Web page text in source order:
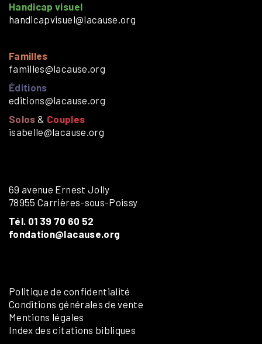
Handicap visuel
handicapvisuel@lacause.org
Familles
familles@lacause.org
Éditions
editions@lacause.org
Solos & Couples
isabelle@lacause.org
69 avenue Ernest Jolly
78955 Carrières-sous-Poissy
Tél. 01 39 70 60 52
fondation@lacause.org
Politique de confidentialité
Conditions générales de vente
Mentions légales
Index des citations bibliques